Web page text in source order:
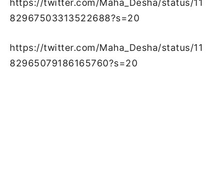
https://twitter.com/Maha_Desha/status/11
82967503313522688?s=20
https://twitter.com/Maha_Desha/status/11
82965079186165760?s=20